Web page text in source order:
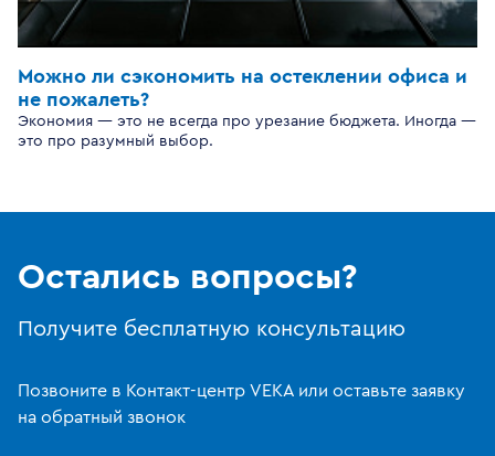
Можно ли сэкономить на остеклении офиса и
не пожалеть?
Экономия — это не всегда про урезание бюджета. Иногда —
это про разумный выбор.
Остались вопросы?
Получите бесплатную консультацию
Позвоните в Контакт-центр VEKA или оставьте заявку
на обратный звонок